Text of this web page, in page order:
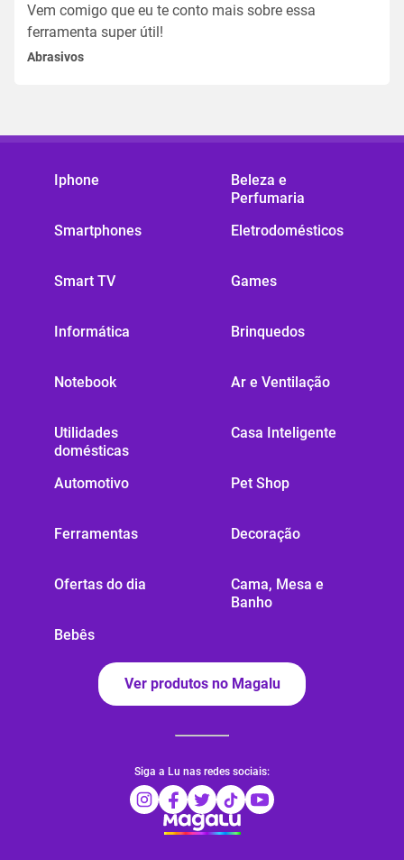
Vem comigo que eu te conto mais sobre essa
ferramenta super útil!
Abrasivos
Iphone
Smartphones
Smart TV
Informática
Notebook
Utilidades
domésticas
Automotivo
Ferramentas
Ofertas do dia
Bebês
Beleza e
Perfumaria
Eletrodomésticos
Games
Brinquedos
Ar e Ventilação
Casa Inteligente
Pet Shop
Decoração
Cama, Mesa e
Banho
Ver produtos no Magalu
Siga a Lu nas redes sociais: